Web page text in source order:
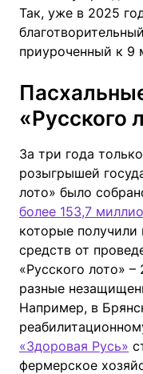
Так, уже в 2025
приуроченный к 9
«Русского
За три года
розыгрышей
лото» было
более 153,7
которые получили
средств от
«Русского лото»
разные
Например, в
«Здоровая Русь»
фермерское